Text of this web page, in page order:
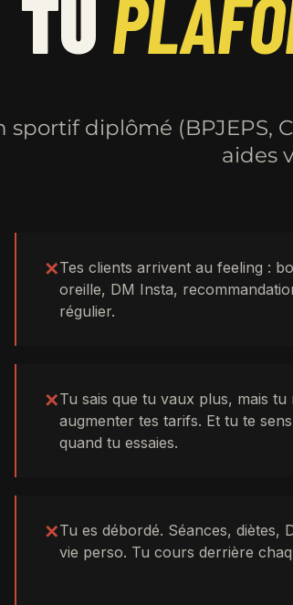
TU
sportif diplômé (BPJEPS,
aides
✕Tes clients arrivent au feeling :
oreille, DM Insta,
régulier.
✕Tu sais que tu vaux plus, mais tu
augmenter tes tarifs. Et tu te
quand tu essaies.
✕Tu es débordé. Séances, diètes,
vie perso. Tu cours derrière